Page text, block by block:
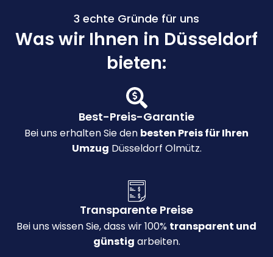
3 echte Gründe für uns
Was wir Ihnen in Düsseldorf
bieten:
Best-Preis-Garantie
Bei uns erhalten Sie den besten Preis für Ihren
Umzug Düsseldorf Olmütz.
Transparente Preise
Bei uns wissen Sie, dass wir 100% transparent und
günstig arbeiten.